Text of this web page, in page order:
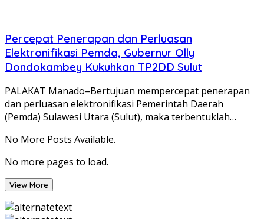
Percepat Penerapan dan Perluasan
Elektronifikasi Pemda, Gubernur Olly
Dondokambey Kukuhkan TP2DD Sulut
PALAKAT Manado–Bertujuan mempercepat penerapan
dan perluasan elektronifikasi Pemerintah Daerah
(Pemda) Sulawesi Utara (Sulut), maka terbentuklah…
No More Posts Available.
No more pages to load.
View More